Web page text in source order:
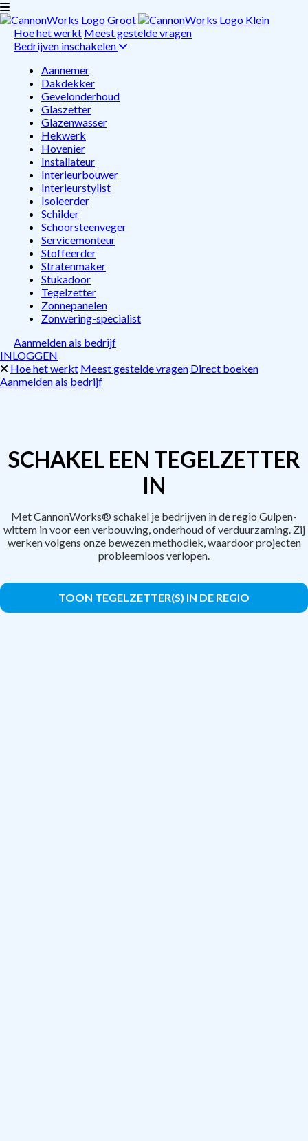
Hoe het werkt Meest gestelde vragen
Bedrijven inschakelen
Aannemer
Dakdekker
Gevelonderhoud
Glaszetter
Glazenwasser
Hekwerk
Hovenier
Installateur
Interieurbouwer
Interieurstylist
Isoleerder
Schilder
Schoorsteenveger
Servicemonteur
Stoffeerder
Stratenmaker
Stukadoor
Tegelzetter
Zonnepanelen
Zonwering-specialist
Aanmelden als bedrijf
INLOGGEN
Hoe het werkt Meest gestelde vragen Direct boeken
Aanmelden als bedrijf
SCHAKEL EEN TEGELZETTER
IN
Met CannonWorks® schakel je bedrijven in de regio Gulpen-
wittem in voor een verbouwing, onderhoud of verduurzaming. Zij
werken volgens onze bewezen methodiek, waardoor projecten
probleemloos verlopen.
TOON TEGELZETTER(S) IN DE REGIO